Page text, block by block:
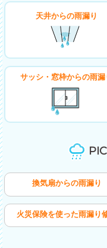
天井からの雨漏り
サッシ・窓枠からの雨漏
換気扇からの雨漏り
火災保険を使った雨漏り